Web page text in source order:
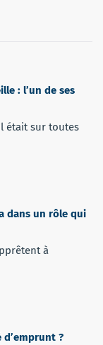
: l’un de ses
était sur toutes
dans un rôle qui
à
d’emprunt ?